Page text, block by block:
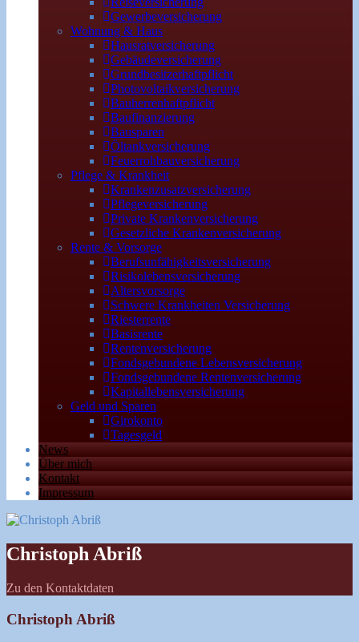
Gewerbeversicherung
Wohnung & Haus
Hausratversicherung
Gebäudeversicherung
Grundbesitzerhaftpflicht
Photovoltaikversicherung
Bauherrenhaftpflicht
Baufinanzierung
Bausparen
Öltankversicherung
Feuerrohbauversicherung
Pflege & Krankheit
Krankenzusatzversicherung
Pflegeversicherung
Private Krankenversicherung
Gesetzliche Krankenversicherung
Rente & Vorsorge
Berufs­unfähigkeitsversicherung
Risikolebensversicherung
Altersvorsorge
Schwere Krankheiten Versicherung
Riesterrente
Basisrente
Rentenversicherung
Fondsgebundene Lebensversicherung
Fondsgebundene Rentenversicherung
Kapitallebensversicherung
Geld und Sparen
Girokonto
Tagesgeld
News
Über mich
Kontakt
Impressum
Christoph Abriß
Zu den Kontaktdaten
Christoph Abriß